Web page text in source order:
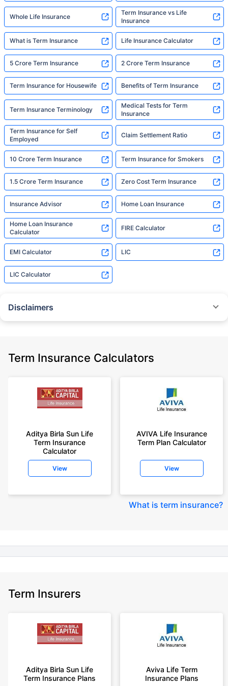
Whole Life Insurance
Term Insurance vs Life
Insurance
What is Term Insurance Life Insurance Calculator
5 Crore Term Insurance 2 Crore Term Insurance
Term Insurance for Housewife Benefits of Term Insurance
Term Insurance Terminology
Medical Tests for Term
Insurance
Term Insurance for Self
Employed
Claim Settlement Ratio
10 Crore Term Insurance Term Insurance for Smokers
1.5 Crore Term Insurance Zero Cost Term Insurance
Insurance Advisor Home Loan Insurance
Home Loan Insurance
Calculator
FIRE Calculator
EMI Calculator LIC
LIC Calculator
Disclaimers
Policybazaar does not endorse, rate or recommend any particular insurer
+On the basis of your profile
years of age, rounded off to nearest 10
+Rs. 410/month (Rs.14/day) is starting price for a 1 crore term life
insurance for an 18 year-old male, non-smoker, with no pre-existing
diseases, cover upto 30 years of age rounded off to nearest 10
old male, non-smoker, with no pre-existing diseases, cover upto 30 years
+Rs. 15/day is starting price for a 75 lakhs term life insurance for an 18
+Rs. 504/month is starting price for a 1.5 crore term life insurance for an 18
+Rs. 494/month is starting price for a 2 crore term life insurance for an 18
year-old male, non-smoker, with no pre-existing diseases, cover upto 30
+Rs. 636/month is starting price for a 3 crore term life insurance for an 18
year-old male, non-smoker, with no pre-existing diseases, cover upto 30
years of age.
Term Insurance Calculators
Aditya Birla Sun Life
Term Insurance
Calculator
View
AVIVA Life Insurance
Term Plan Calculator
View
What is term insurance?
Term Insurers
Aditya Birla Sun Life
Term Insurance Plans
Aviva Life Term
Insurance Plans